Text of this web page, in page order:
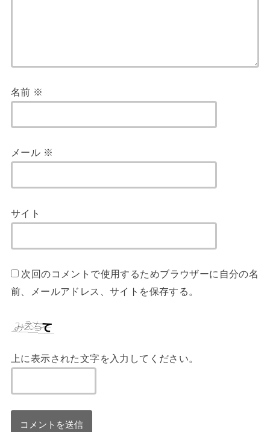
名前 ※
メール ※
サイト
次回のコメントで使用するためブラウザーに自分の名
前、メールアドレス、サイトを保存する。
上に表示された文字を入力してください。